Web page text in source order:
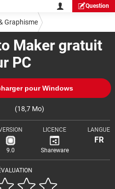
Question
Maker gratuit
PC
pour Windows
(18,7 Mo)
9.0
LICENCE
Shareware
LANGUE
FR
Graphisme